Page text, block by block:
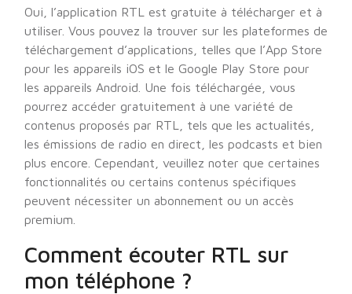
Oui, l’application RTL est gratuite à télécharger et à
utiliser. Vous pouvez la trouver sur les plateformes de
téléchargement d’applications, telles que l’App Store
pour les appareils iOS et le Google Play Store pour
les appareils Android. Une fois téléchargée, vous
pourrez accéder gratuitement à une variété de
contenus proposés par RTL, tels que les actualités,
les émissions de radio en direct, les podcasts et bien
plus encore. Cependant, veuillez noter que certaines
fonctionnalités ou certains contenus spécifiques
peuvent nécessiter un abonnement ou un accès
premium.
Comment écouter RTL sur
mon téléphone ?